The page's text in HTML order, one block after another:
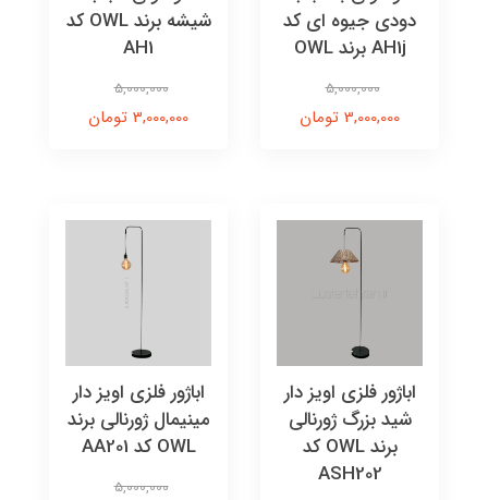
دودی جیوه ای کد
AH1j برند OWL
5,000,000
3,000,000 تومان
شیشه برند OWL کد
AH1
5,000,000
3,000,000 تومان
اباژور فلزی اویز دار
شید بزرگ ژورنالی
برند OWL کد
ASH202
اباژور فلزی اویز دار
مینیمال ژورنالی برند
OWL کد AA201
5,000,000